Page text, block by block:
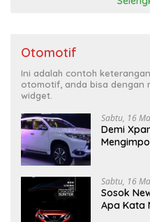
Otomotif
Ini adalah contoh
otomotif, anda bisa dengan
widget.
Sabtu, 16
Demi
Sabtu, 16
Sosok
Apa Kata